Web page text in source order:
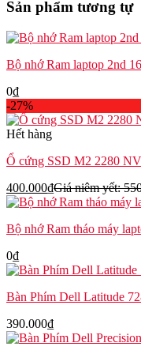
7400
số
Sản phẩm tương tự
Bộ nhớ Ram laptop 2nd
0₫
-27%
Hết hàng
Ổ cứng SSD M2 2280
400.000₫Giá niêm yết:
Bộ nhớ Ram tháo máy
0₫
Bàn Phím Dell Latitude
390.000₫